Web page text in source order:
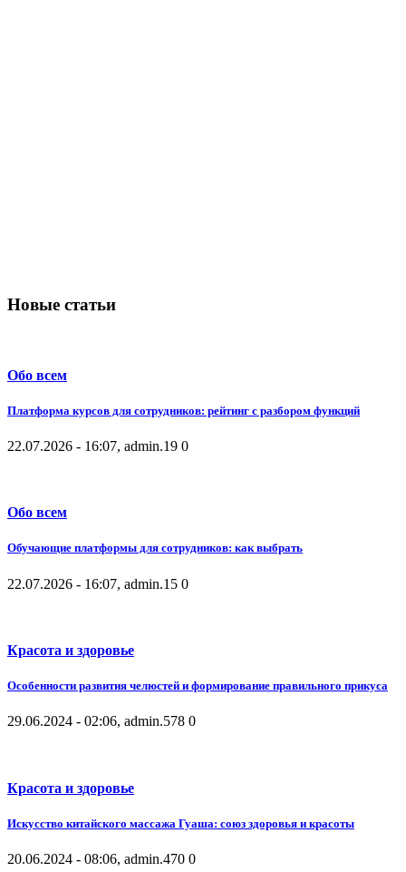
Новые статьи
Обо всем
Платформа курсов для сотрудников: рейтинг с разбором функций
22.07.2026 - 16:07, admin.19 0
Обо всем
Обучающие платформы для сотрудников: как выбрать
22.07.2026 - 16:07, admin.15 0
Красота и здоровье
Особенности развития челюстей и формирование правильного прикуса
29.06.2024 - 02:06, admin.578 0
Красота и здоровье
Искусство китайского массажа Гуаша: союз здоровья и красоты
20.06.2024 - 08:06, admin.470 0